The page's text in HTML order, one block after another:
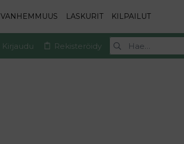
VANHEMMUUS LASKURIT KILPAILUT
Kirjaudu Rekisteröidy